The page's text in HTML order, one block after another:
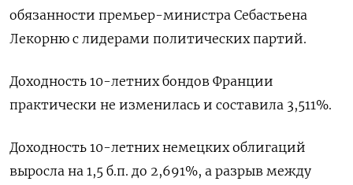
обязанности премьер-министра Себастьена
Лекорню с лидерами политических партий.
Доходность 10-летних бондов Франции
практически не изменилась и составила 3,511%.
Доходность 10-летних немецких облигаций
выросла на 1,5 б.п. до 2,691%, а разрыв между